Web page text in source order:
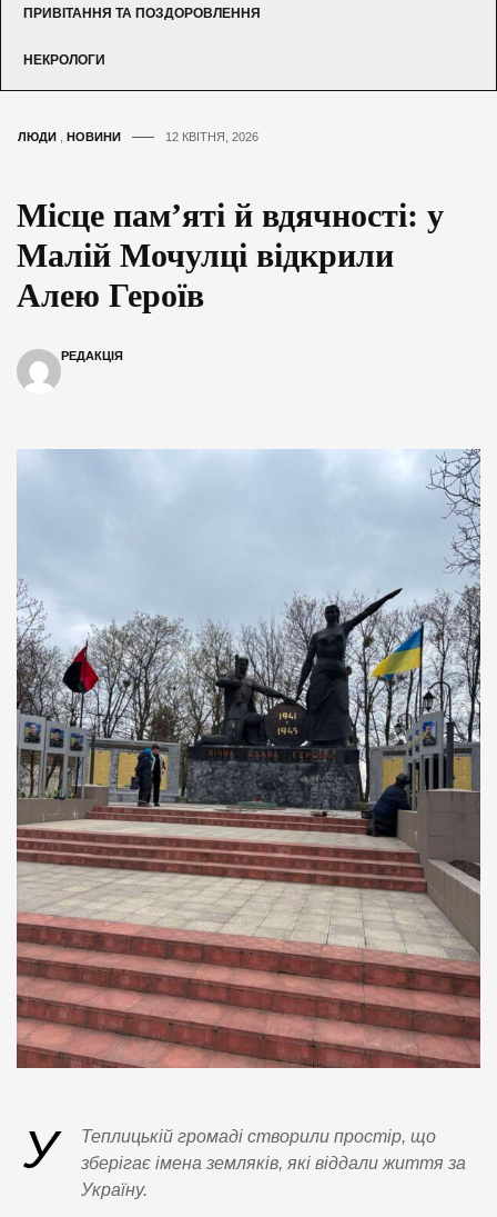
ПРИВІТАННЯ ТА ПОЗДОРОВЛЕННЯ
НЕКРОЛОГИ
ЛЮДИ НОВИНИ 12 КВІТНЯ, 2026
Місце пам’яті й вдячності: у
Малій Мочулці відкрили
Алею Героїв
РЕДАКЦІЯ
У
Теплицькій громаді створили простір, що
зберігає імена земляків, які віддали життя за
Україну.